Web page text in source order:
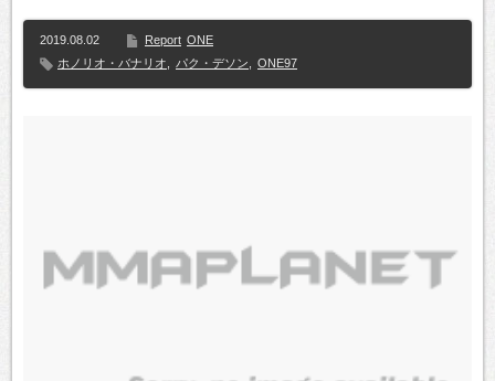
2019.08.02 Report ONE
ホノリオ・バナリオ
パク・デソン ONE97